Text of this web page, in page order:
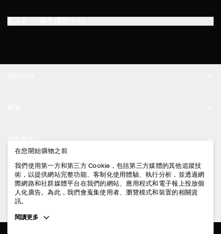
門市資訊
登入 / 註冊
聯絡我們
配送說明
付款說明
退貨及退款說明
法律資訊
隱私權政策
條款與細則
追蹤COS
在您開始購物之前
我們使用第一方和第三方 Cookie，包括第三方媒體的其他追蹤技
術，以提供網站完整功能、客制化使用體驗、執行分析，並透過網
際網路和社群媒體平台在我們的網站、應用程式和電子報上投放個
人化廣告。為此，我們會蒐集使用者、瀏覽模式和裝置的相關資
訊。
Toggle
閱讀更多